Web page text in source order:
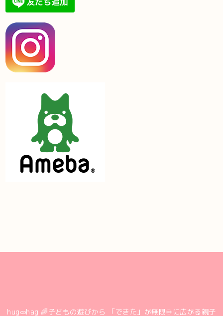
hug∞hag 🌈子どもの遊びから 「できた」が無限♾に広がる親子